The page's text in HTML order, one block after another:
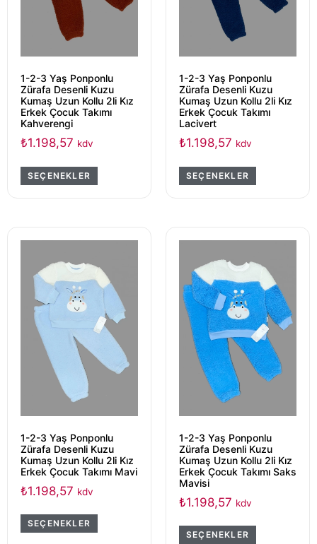
1-2-3 Yaş Ponponlu
Zürafa Desenli Kuzu
Kumaş Uzun Kollu 2li Kız
Erkek Çocuk Takımı
Kahverengi
₺1.198,57 kdv
SEÇENEKLER
1-2-3 Yaş Ponponlu
Zürafa Desenli Kuzu
Kumaş Uzun Kollu 2li Kız
Erkek Çocuk Takımı
Lacivert
₺1.198,57 kdv
SEÇENEKLER
1-2-3 Yaş Ponponlu
Zürafa Desenli Kuzu
Kumaş Uzun Kollu 2li Kız
Erkek Çocuk Takımı Mavi
₺1.198,57 kdv
SEÇENEKLER
1-2-3 Yaş Ponponlu
Zürafa Desenli Kuzu
Kumaş Uzun Kollu 2li Kız
Erkek Çocuk Takımı Saks
Mavisi
₺1.198,57 kdv
SEÇENEKLER